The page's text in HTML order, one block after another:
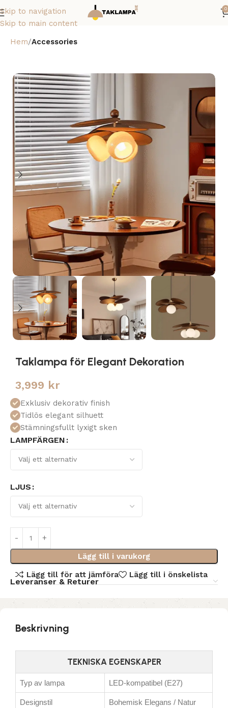
Skip to navigation
Skip to main content
0
Hem Accessories
Taklampa för Elegant Dekoration
3,999 kr
Exklusiv dekorativ finish
Tidlös elegant silhuett
Stämningsfullt lyxigt sken
LAMPFÄRGEN
LJUS
Lägg till i varukorg
Lägg till för att jämföra
Lägg till i önskelista
Leveranser & Returer
Beskrivning
TEKNISKA EGENSKAPER
Typ av lampa LED-kompatibel (E27)
Designstil Bohemisk Elegans / Natur